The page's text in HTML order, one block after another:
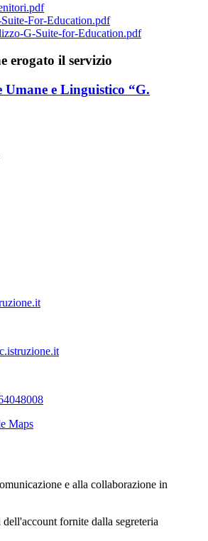
For-Education.pdf
G-Suite-for-Education.pdf
erogato il servizio
Umane e Linguistico “G.
Maps
e alla collaborazione in
fornite dalla segreteria